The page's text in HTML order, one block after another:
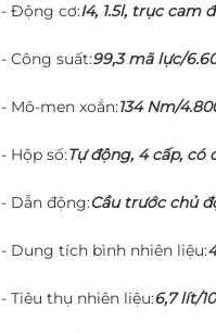
- Động cơ:I4, 1.5l, trục cam
- Công suất:99,3 mã lực/
- Mô-men xoắn:134 Nm/
- Hộp số:Tự động, 4 cấp, có
- Dẫn động:Cầu trước chủ
- Dung tích bình nhiên liệu:
- Tiêu thụ nhiên liệu:6,7 lít/